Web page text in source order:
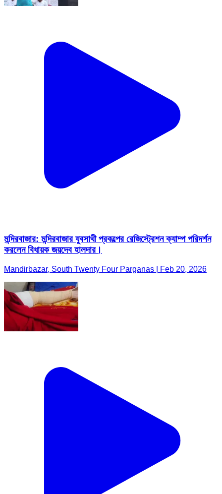
মন্দিরবাজার: মন্দিরবাজার যুবসাথী প্রকল্পের রেজিস্ট্রেশন ক্যাম্প পরিদর্শন
করলেন বিধায়ক জয়দেব হালদার।
Mandirbazar, South Twenty Four Parganas | Feb 20, 2026